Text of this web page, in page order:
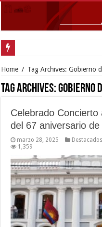
Home / Tag Archives: Gobierno
Tag Archives:Gobierno
Celebrado
del 67 aniversario
marzo 28, 2025 Destacados
1,359